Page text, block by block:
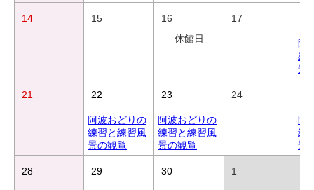
14 15
16
休館日
17
阿
練
景
21 22
阿波おどりの
練習と練習風
景の観覧
23
阿波おどりの
練習と練習風
景の観覧
24
阿
練
景
28 29 30 1